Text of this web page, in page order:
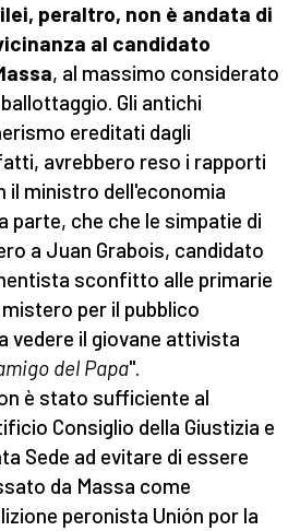
peraltro, non è andata di
al candidato
, al massimo considerato
Gli antichi
ereditati dagli
avrebbero reso i rapporti
il ministro dell'economia
parte, che che le simpatie di
a Juan Grabois, candidato
sconfitto alle primarie
per il pubblico
vedere il giovane attivista
del Papa".
è stato sufficiente al
Consiglio della Giustizia e
Sede ad evitare di essere
da Massa come
peronista Unión por la